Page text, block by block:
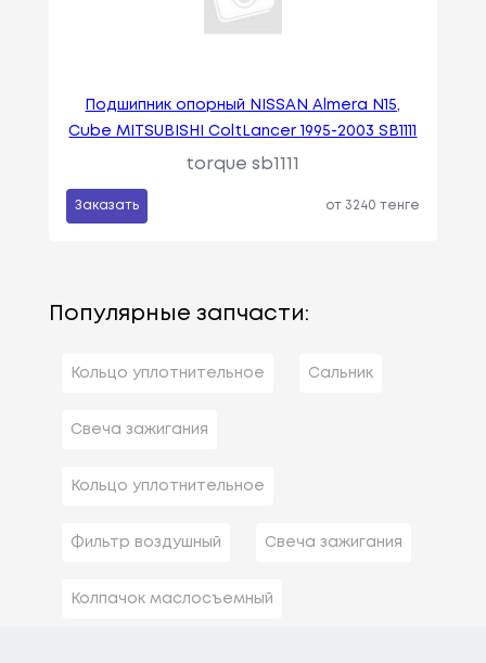
Подшипник опорный NISSAN Almera N15,
Cube MITSUBISHI ColtLancer 1995-2003 SB1111
torque sb1111
Заказать от 3240 тенге
Популярные запчасти:
Кольцо уплотнительное Сальник
Свеча зажигания
Кольцо уплотнительное
Фильтр воздушный Свеча зажигания
Колпачок маслосъемный